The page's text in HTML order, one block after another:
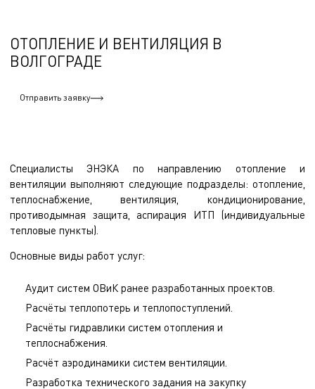
ОТОПЛЕНИЕ И ВЕНТИЛЯЦИЯ В
ВОЛГОГРАДЕ
Отправить заявку
Специалисты ЭНЭКА по направлению отопление и
вентиляции выполняют следующие подразделы: отопление,
теплоснабжение, вентиляция, кондиционирование,
противодымная защита, аспирация ИТП (индивидуальные
тепловые пункты).
Основные виды работ услуг:
Аудит систем ОВиК ранее разработанных проектов.
Расчёты теплопотерь и теплопоступлений.
Расчёты гидравлики систем отопления и
теплоснабжения.
Расчёт аэродинамики систем вентиляции.
Разработка технического задания на закупку